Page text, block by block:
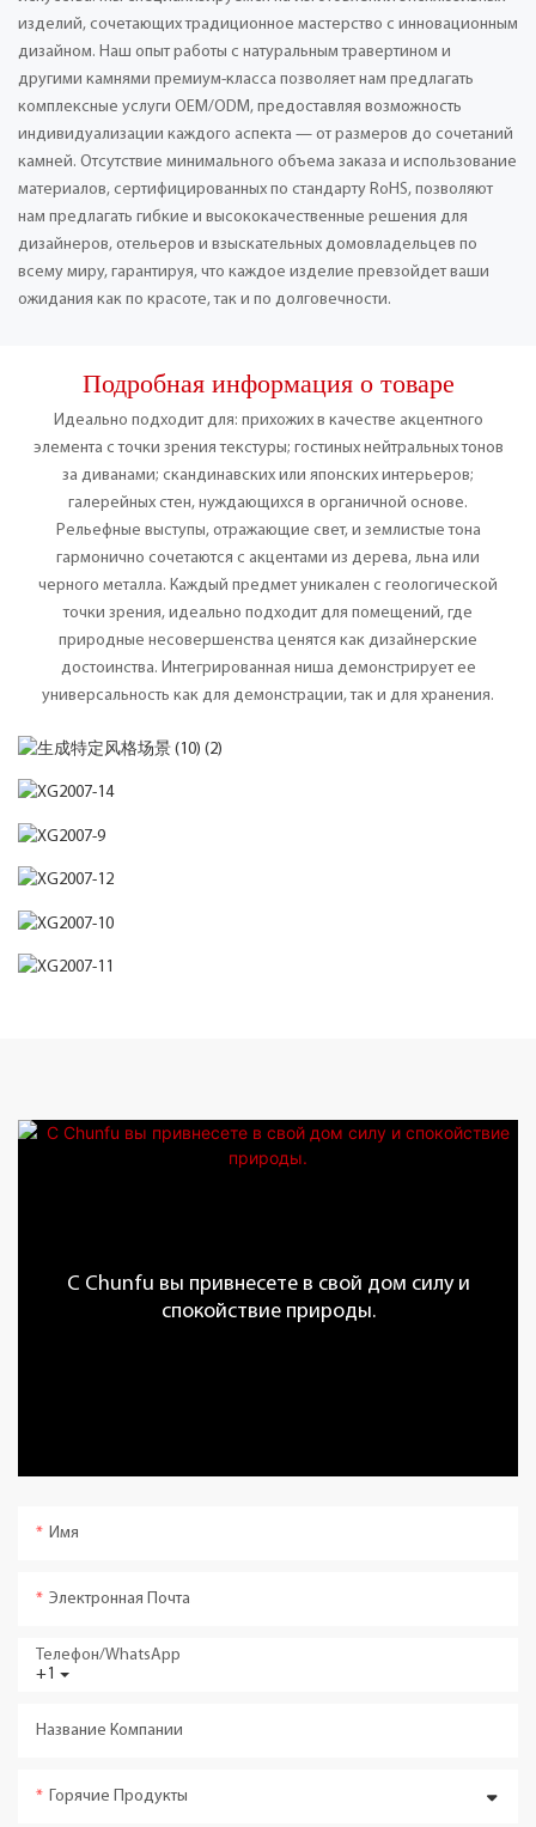
изделий, сочетающих традиционное мастерство с инновационным
дизайном. Наш опыт работы с натуральным травертином и
другими камнями премиум-класса позволяет нам предлагать
комплексные услуги OEM/ODM, предоставляя возможность
индивидуализации каждого аспекта — от размеров до сочетаний
камней. Отсутствие минимального объема заказа и использование
материалов, сертифицированных по стандарту RoHS, позволяют
нам предлагать гибкие и высококачественные решения для
дизайнеров, отельеров и взыскательных домовладельцев по
всему миру, гарантируя, что каждое изделие превзойдет ваши
ожидания как по красоте, так и по долговечности.
Подробная информация о товаре
Идеально подходит для: прихожих в качестве акцентного
элемента с точки зрения текстуры; гостиных нейтральных тонов
за диванами; скандинавских или японских интерьеров;
галерейных стен, нуждающихся в органичной основе.
Рельефные выступы, отражающие свет, и землистые тона
гармонично сочетаются с акцентами из дерева, льна или
черного металла. Каждый предмет уникален с геологической
точки зрения, идеально подходит для помещений, где
природные несовершенства ценятся как дизайнерские
достоинства. Интегрированная ниша демонстрирует ее
универсальность как для демонстрации, так и для хранения.
С Chunfu вы привнесете в свой дом силу и
спокойствие природы.
Имя
Электронная Почта
+1
Телефон/WhatsApp
Название Компании
Горячие Продукты